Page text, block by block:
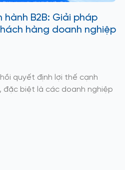
hành B2B: Giải pháp
hàng doanh nghiệp
quyết định lợi thế cạnh
đặc biệt là các doanh nghiệp